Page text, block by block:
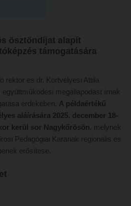
ösztöndíjat alapít
támogatására
rektor és dr. Körtvélyesi Attila
megállapodást írnak
érdekében. A példaértékű
aláírására 2025. december 18-
kerül sor Nagykőrösön , melynek
Pedagógiai Karának regionális és
erősítése.